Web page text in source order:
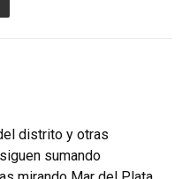
distrito y otras
sumando